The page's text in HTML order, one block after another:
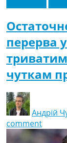
перерва
чуткам
Андрій
comment